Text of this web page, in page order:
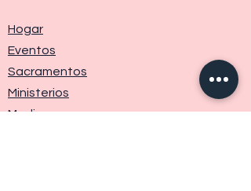
Hogar
Eventos
Sacramentos
Ministerios
Media